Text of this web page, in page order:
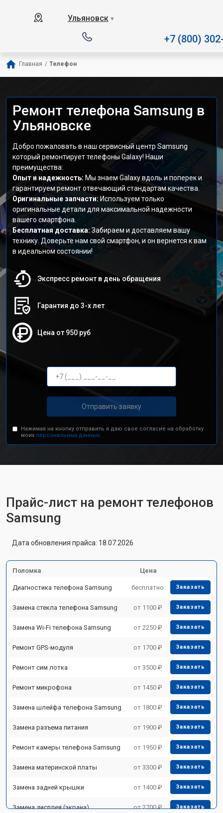
Ульяновск ▼
+7 (800)
Главная / Телефон
Ремонт телефона Samsung в
Ульяновске
Добро пожаловать в наш сервисный центр Samsung
который ремонтирует телефоны Galaxy! Наши
преимущества:
Опыт и надежность: Мы знаем Galaxy вдоль и поперек и
гарантируем ремонт отвечающий стандартам качества.
Оригинальные запчасти: Используем только
оригинальные детали для максимальной надежности
вашего смартфона.
Бесплатная доставка: Забираем и доставляем вашу
технику. Доверьте нам свой смартфон, и он вернется к вам
в идеальном состоянии!
Экспресс ремонт в день обращения
Гарантия до 3-х лет
Цена от 950 руб
Отправить заявку
Нажимая на кнопку отправить я даю свое согласие на обработку
моих персональных данных.
Прайс-лист на ремонт телефонов
Samsung
Дата обновления прайса: 18.07.2026
Поломка Цена
Диагностика телефона Samsung бесплатно Заказать
Замена стекла телефона Samsung от 1100 ₽ Заказать
Замена Wi-Fi телефона Samsung от 2250 ₽ Заказать
Ремонт GPS-модуля от 1700 ₽ Заказать
Ремонт сим лотка от 3500 ₽ Заказать
Ремонт микрофона от 1450 ₽ Заказать
Замена шлейфа телефона Samsung от 1800 ₽ Заказать
Замена разъема питания от 1900 ₽ Заказать
Ремонт камеры телефона Samsung от 1950 ₽ Заказать
Замена материнской платы от 3300 ₽ Заказать
Замена задней крышки от 1400 ₽ Заказать
Замена дисплея (экрана) от 2700 ₽ Заказать